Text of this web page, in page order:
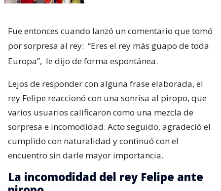
Fue entonces cuando lanzó un comentario que tomó
por sorpresa al rey: “Eres el rey más guapo de toda
Europa”, le dijo de forma espontánea.
Lejos de responder con alguna frase elaborada, el
rey Felipe reaccionó con una sonrisa al piropo, que
varios usuarios calificaron como una mezcla de
sorpresa e incomodidad. Acto seguido, agradeció el
cumplido con naturalidad y continuó con el
encuentro sin darle mayor importancia.
La incomodidad del rey Felipe ante